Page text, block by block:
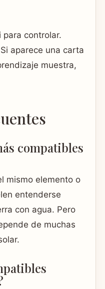
para controlar.
aparece una carta
muestra,
compatibles
mismo elemento o
entenderse
con agua. Pero
de muchas